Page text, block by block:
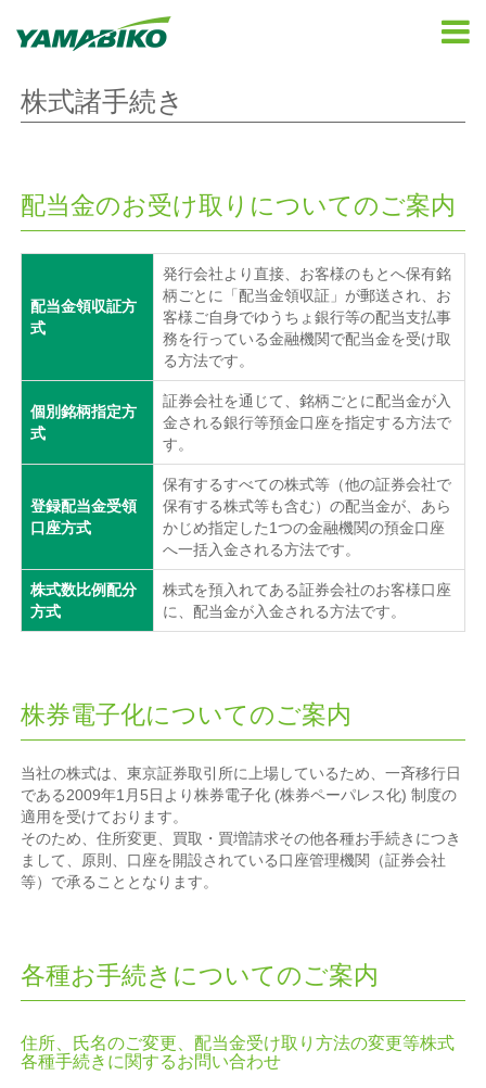
株式諸手続き
配当金のお受け取りについてのご案内
配当金領収証方
式
発行会社より直接、お客様のもとへ保有銘
柄ごとに「配当金領収証」が郵送され、お
客様ご自身でゆうちょ銀行等の配当支払事
務を行っている金融機関で配当金を受け取
る方法です。
個別銘柄指定方
式
証券会社を通じて、銘柄ごとに配当金が入
金される銀行等預金口座を指定する方法で
す。
登録配当金受領
口座方式
保有するすべての株式等（他の証券会社で
保有する株式等も含む）の配当金が、あら
かじめ指定した1つの金融機関の預金口座
へ一括入金される方法です。
株式数比例配分
方式
株式を預入れてある証券会社のお客様口座
に、配当金が入金される方法です。
株券電子化についてのご案内
当社の株式は、東京証券取引所に上場しているため、一斉移行日
である2009年1月5日より株券電子化 (株券ペーパレス化) 制度の
適用を受けております。
そのため、住所変更、買取・買増請求その他各種お手続きにつき
まして、原則、口座を開設されている口座管理機関（証券会社
等）で承ることとなります。
各種お手続きについてのご案内
住所、氏名のご変更、配当金受け取り方法の変更等株式
各種手続きに関するお問い合わせ